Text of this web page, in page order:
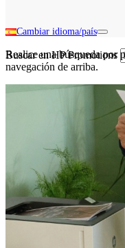
Cambiar idioma/país
Buscar en HP Promotions
Realice una búsqueda por
navegación de arriba.